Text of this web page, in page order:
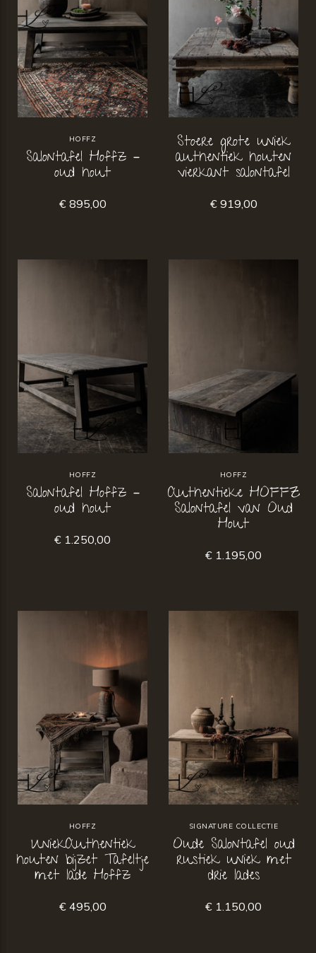
HOFFZ
Salontafel Hoffz –
oud hout
€ 895,00
Stoere grote uniek
authentiek houten
vierkant salontafel
€ 919,00
HOFFZ
Salontafel Hoffz –
oud hout
€ 1.250,00
HOFFZ
Authentieke HOFFZ
Salontafel van Oud
Hout
€ 1.195,00
HOFFZ
UniekAuthentiek
houten bijzet Tafeltje
met lade Hoffz
€ 495,00
SIGNATURE COLLECTIE
Oude Salontafel oud
rustiek uniek met
drie lades
€ 1.150,00